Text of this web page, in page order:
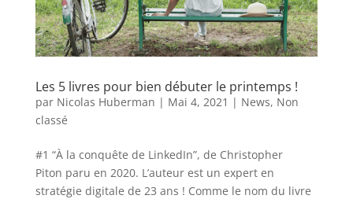
Les 5 livres pour bien débuter le printemps !
par Nicolas Huberman | Mai 4, 2021 | News, Non
classé
#1 “À la conquête de LinkedIn”, de Christopher
Piton paru en 2020. L’auteur est un expert en
stratégie digitale de 23 ans ! Comme le nom du livre